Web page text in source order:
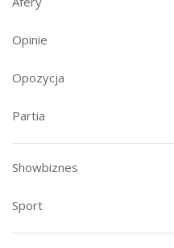
Opinie
Opozycja
Partia
Showbiznes
Sport